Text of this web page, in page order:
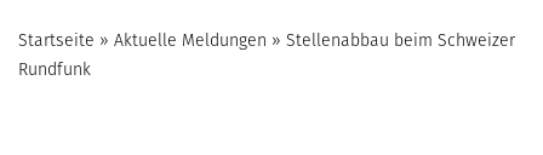
Startseite » Aktuelle Meldungen » Stellenabbau beim Schweizer
Rundfunk